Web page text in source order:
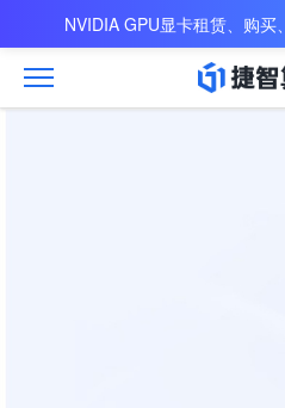
NVIDIA GPU显卡租赁、购